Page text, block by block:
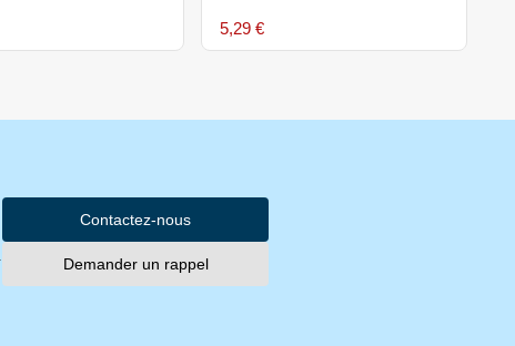
5,29 €
Contactez-nous
Demander un rappel